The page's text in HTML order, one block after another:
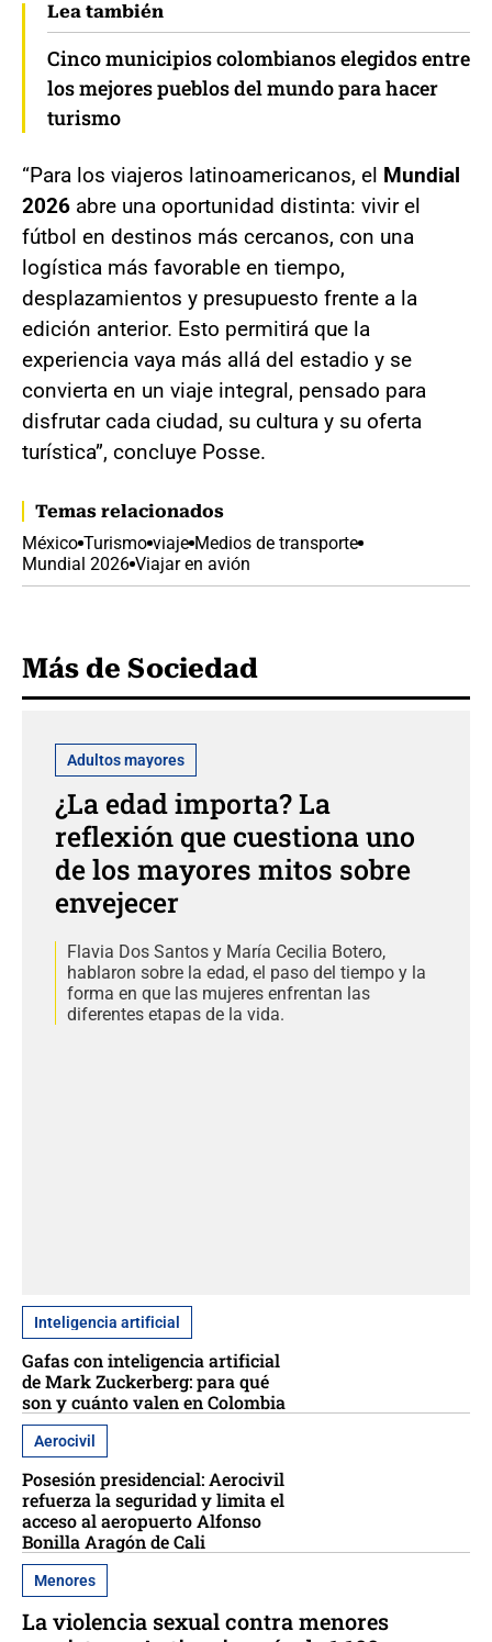
Lea también
Cinco municipios colombianos elegidos entre
los mejores pueblos del mundo para hacer
turismo
“Para los viajeros latinoamericanos, el Mundial
2026 abre una oportunidad distinta: vivir el
fútbol en destinos más cercanos, con una
logística más favorable en tiempo,
desplazamientos y presupuesto frente a la
edición anterior. Esto permitirá que la
experiencia vaya más allá del estadio y se
convierta en un viaje integral, pensado para
disfrutar cada ciudad, su cultura y su oferta
turística”, concluye Posse.
Temas relacionados
México Turismo viaje Medios de transporte
Mundial 2026 Viajar en avión
Más de Sociedad
Adultos mayores
¿La edad importa? La
reflexión que cuestiona uno
de los mayores mitos sobre
envejecer
Flavia Dos Santos y María Cecilia Botero,
hablaron sobre la edad, el paso del tiempo y la
forma en que las mujeres enfrentan las
diferentes etapas de la vida.
Inteligencia artificial
Gafas con inteligencia artificial
de Mark Zuckerberg: para qué
son y cuánto valen en Colombia
Aerocivil
Posesión presidencial: Aerocivil
refuerza la seguridad y limita el
acceso al aeropuerto Alfonso
Bonilla Aragón de Cali
Menores
La violencia sexual contra menores